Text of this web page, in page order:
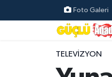
Foto Galeri
TELEVIZYON
Özel Haber